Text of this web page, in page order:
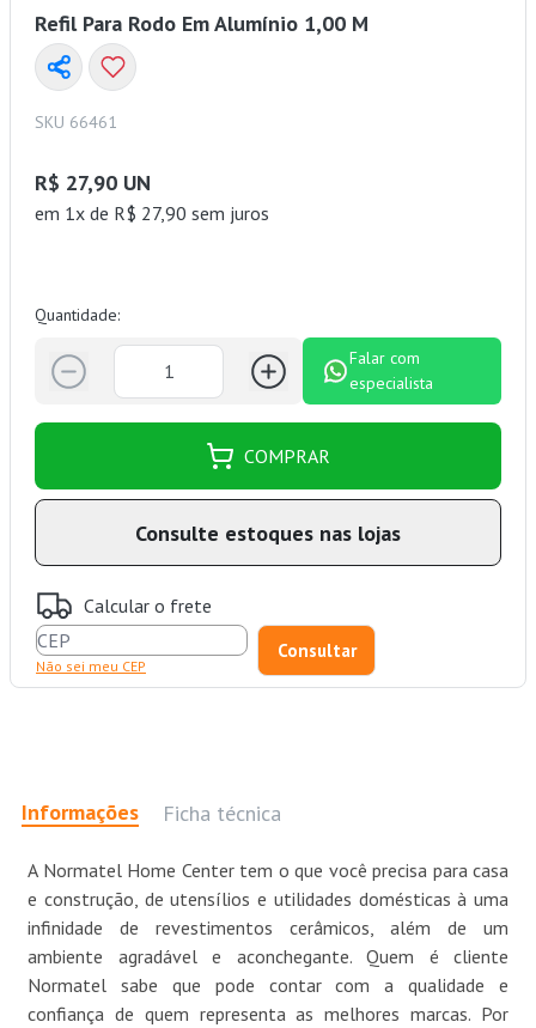
Refil Para Rodo Em Alumínio 1,00 M
SKU 66461
R$ 27,90 UN
em 1x de R$ 27,90 sem juros
Quantidade:
Falar com
especialista
COMPRAR
Consulte estoques nas lojas
Calcular o frete
Não sei meu CEP
Informações Ficha técnica
A Normatel Home Center tem o que você precisa para casa
e construção, de utensílios e utilidades domésticas à uma
infinidade de revestimentos cerâmicos, além de um
ambiente agradável e aconchegante. Quem é cliente
Normatel sabe que pode contar com a qualidade e
confiança de quem representa as melhores marcas. Por